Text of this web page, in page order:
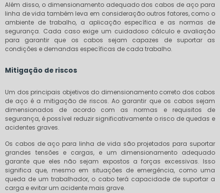
Além disso, o dimensionamento adequado dos cabos de aço para
linha de vida também leva em consideração outros fatores, como o
ambiente de trabalho, a aplicação específica e as normas de
segurança. Cada caso exige um cuidadoso cálculo e avaliação
para garantir que os cabos sejam capazes de suportar as
condições e demandas específicas de cada trabalho.
Mitigação de riscos
Um dos principais objetivos do dimensionamento correto dos cabos
de aço é a mitigação de riscos. Ao garantir que os cabos sejam
dimensionados de acordo com as normas e requisitos de
segurança, é possível reduzir significativamente o risco de quedas e
acidentes graves.
Os cabos de aço para linha de vida são projetados para suportar
grandes tensões e cargas, e um dimensionamento adequado
garante que eles não sejam expostos a forças excessivas. Isso
significa que, mesmo em situações de emergência, como uma
queda de um trabalhador, o cabo terá capacidade de suportar a
carga e evitar um acidente mais grave.